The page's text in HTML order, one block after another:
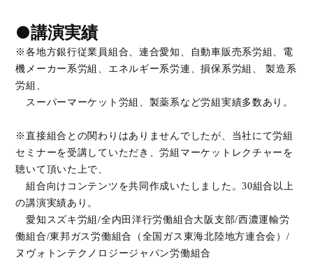
●講演実績
※各地方銀行従業員組合、連合愛知、自動車販売系労組、電
機メーカー系労組、エネルギー系労連、損保系労組、 製造系
労組、
スーパーマーケット労組、製薬系など労組実績多数あり。
※直接組合との関わりはありませんでしたが、当社にて労組
セミナーを受講していただき、労組マーケットレクチャーを
聴いて頂いた上で、
組合向けコンテンツを共同作成いたしました。30組合以上
の講演実績あり。
愛知スズキ労組/全内田洋行労働組合大阪支部/西濃運輸労
働組合/東邦ガス労働組合（全国ガス東海北陸地方連合会）/
ヌヴォトンテクノロジージャパン労働組合